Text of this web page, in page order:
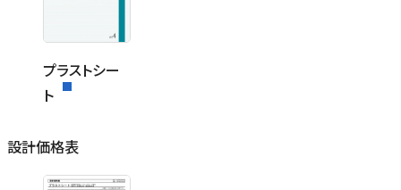
プラストシー
ト
設計価格表